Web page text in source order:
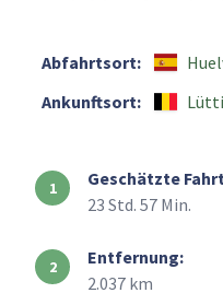
Abfahrtsort:
Ankunftsort:
Geschätzte
23 Std. 57 Min.
Entfernung:
2.037 km